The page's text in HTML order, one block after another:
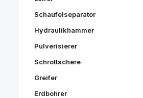
Schaufelseparator
Hydraulikhammer
Pulverisierer
Schrottschere
Greifer
Erdbohrer